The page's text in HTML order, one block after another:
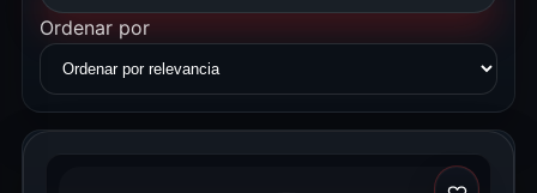
Ordenar por